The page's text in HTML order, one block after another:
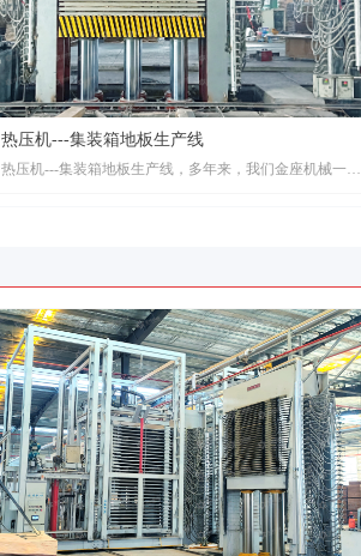
热压机---集装箱地板生产线
热压机---集装箱地板生产线，多年来，我们金座机械一直
自动上板---集装箱地板生产线